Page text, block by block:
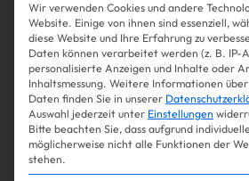
Gossip
Experience
Win Win
Wir verwenden Cookies und andere
Website. Einige von ihnen sind essenziell,
diese Website und Ihre Erfahrung zu
Daten können verarbeitet werden (z. B. IP-
personalisierte Anzeigen und Inhalte oder
Inhaltsmessung. Weitere Informationen
Daten finden Sie in unserer
Auswahl jederzeit unter Einstellungen
Bitte beachten Sie, dass aufgrund
möglicherweise nicht alle Funktionen der
stehen.